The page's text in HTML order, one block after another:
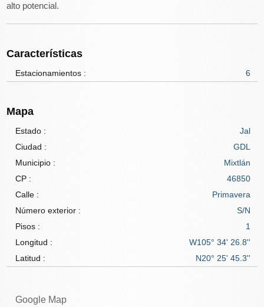
alto potencial.
Características
Estacionamientos : 6
Mapa
Estado :
Jal
Ciudad :
GDL
Municipio :
Mixtlán
CP :
46850
Calle :
Primavera
Número exterior :
S/N
Pisos :
1
Longitud :
W105° 34' 26.8''
Latitud :
N20° 25' 45.3''
Google Map